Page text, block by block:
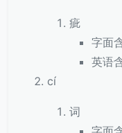
疵
字面
英语
cí
词